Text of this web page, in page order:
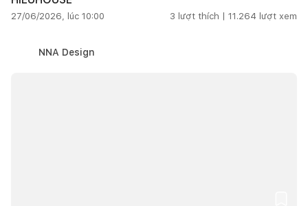
27/06/2026, lúc 10:00 3 lượt thích | 11.264 lượt xem
NNA Design